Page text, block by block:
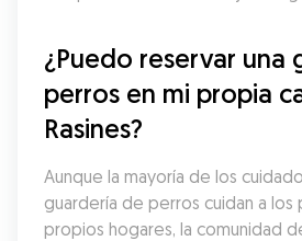
¿Puedo reservar una
perros en mi propia
Rasines?
Aunque la mayoría de los
guardería de perros cuidan a los
propios hogares, la comunidad